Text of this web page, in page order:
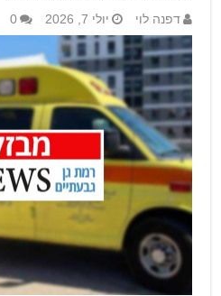
דפנה לוי יולי 7, 2026 0